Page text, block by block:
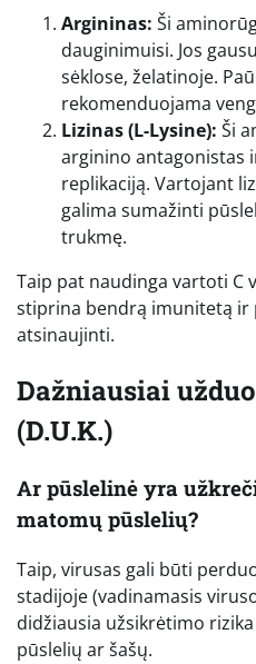
Argininas: Ši
dauginimuisi. Jos
sėklose, želatinoje.
rekomenduojama
Lizinas (L-Lysine): Ši
arginino antagonistas
replikaciją. Vartojant
galima sumažinti
trukmę.
Taip pat naudinga vartoti C
stiprina bendrą imunitetą ir
atsinaujinti.
Dažniausiai
(D.U.K.)
Ar pūslelinė yra
matomų pūslelių?
Taip, virusas gali būti
stadijoje (vadinamasis
didžiausia užsikrėtimo
pūslelių ar šašų.